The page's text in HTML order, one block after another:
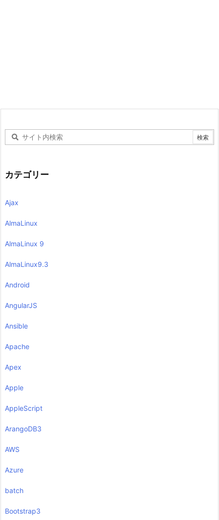
カテゴリー
Ajax
AlmaLinux
AlmaLinux 9
AlmaLinux9.3
Android
AngularJS
Ansible
Apache
Apex
Apple
AppleScript
ArangoDB3
AWS
Azure
batch
Bootstrap3